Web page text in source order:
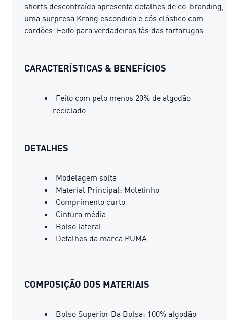
shorts descontraído apresenta detalhes de co-branding,
uma surpresa Krang escondida e cós elástico com
cordões. Feito para verdadeiros fãs das tartarugas.
CARACTERÍSTICAS & BENEFÍCIOS
Feito com pelo menos 20% de algodão
reciclado.
DETALHES
Modelagem solta
Material Principal: Moletinho
Comprimento curto
Cintura média
Bolso lateral
Detalhes da marca PUMA
COMPOSIÇÃO DOS MATERIAIS
Bolso Superior Da Bolsa: 100% algodão